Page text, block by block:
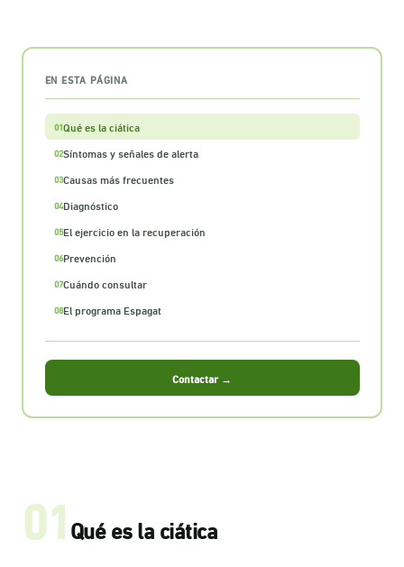
01Qué es la ciática
EN ESTA PÁGINA
01Qué es la ciática
02Síntomas y señales de alerta
03Causas más frecuentes
04Diagnóstico
05El ejercicio en la recuperación
06Prevención
07Cuándo consultar
08El programa Espagat
Contactar →